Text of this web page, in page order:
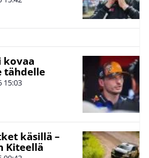
kovaa
tähdelle
15:03
käsillä –
Kiteellä